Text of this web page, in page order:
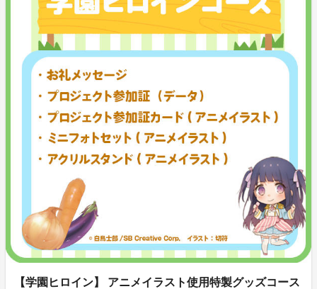
【学園ヒロイン】 アニメイラスト使用特製グッズコース